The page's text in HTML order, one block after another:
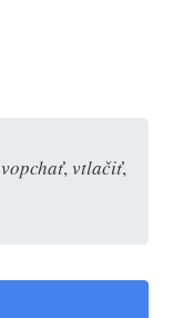
vopchať, vtlačiť,